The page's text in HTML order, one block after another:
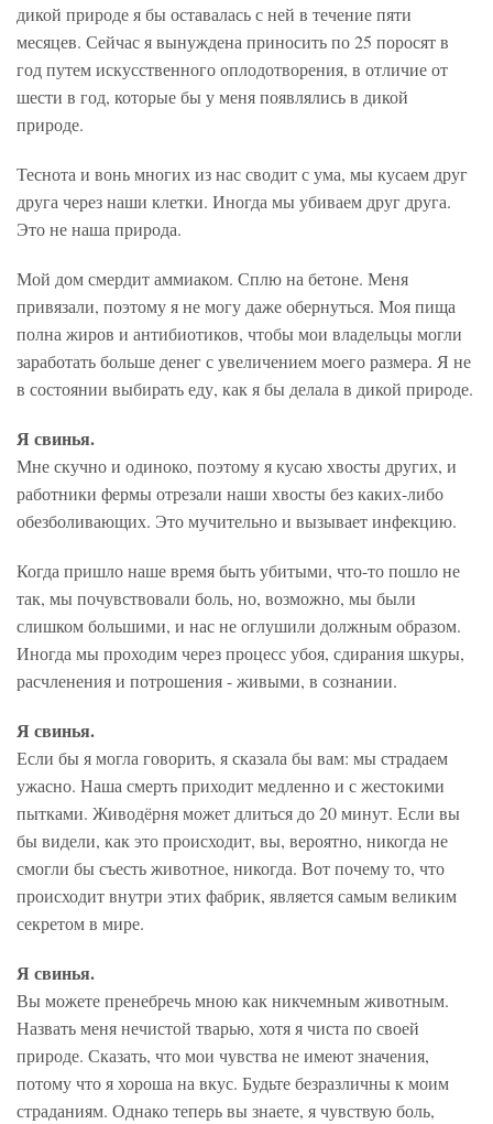
дикой природе я бы оставалась с ней в течение пяти
месяцев. Сейчас я вынуждена приносить по 25 поросят в
год путем искусственного оплодотворения, в отличие от
шести в год, которые бы у меня появлялись в дикой
природе.
Теснота и вонь многих из нас сводит с ума, мы кусаем друг
друга через наши клетки. Иногда мы убиваем друг друга.
Это не наша природа.
Мой дом смердит аммиаком. Сплю на бетоне. Меня
привязали, поэтому я не могу даже обернуться. Моя пища
полна жиров и антибиотиков, чтобы мои владельцы могли
заработать больше денег с увеличением моего размера. Я не
в состоянии выбирать еду, как я бы делала в дикой природе.
Я свинья.
Мне скучно и одиноко, поэтому я кусаю хвосты других, и
работники фермы отрезали наши хвосты без каких-либо
обезболивающих. Это мучительно и вызывает инфекцию.
Когда пришло наше время быть убитыми, что-то пошло не
так, мы почувствовали боль, но, возможно, мы были
слишком большими, и нас не оглушили должным образом.
Иногда мы проходим через процесс убоя, сдирания шкуры,
расчленения и потрошения - живыми, в сознании.
Я свинья.
Если бы я могла говорить, я сказала бы вам: мы страдаем
ужасно. Наша смерть приходит медленно и с жестокими
пытками. Живодёрня может длиться до 20 минут. Если вы
бы видели, как это происходит, вы, вероятно, никогда не
смогли бы съесть животное, никогда. Вот почему то, что
происходит внутри этих фабрик, является самым великим
секретом в мире.
Я свинья.
Вы можете пренебречь мною как никчемным животным.
Назвать меня нечистой тварью, хотя я чиста по своей
природе. Сказать, что мои чувства не имеют значения,
потому что я хороша на вкус. Будьте безразличны к моим
страданиям. Однако теперь вы знаете, я чувствую боль,